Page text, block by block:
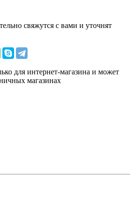
свяжутся с вами и уточнят
для интернет-магазина и может
магазинах